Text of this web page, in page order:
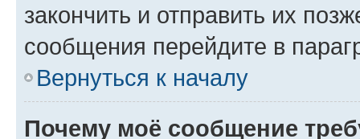
закончить и отправить их
сообщения перейдите в
Вернуться к началу
Почему моё сообщение